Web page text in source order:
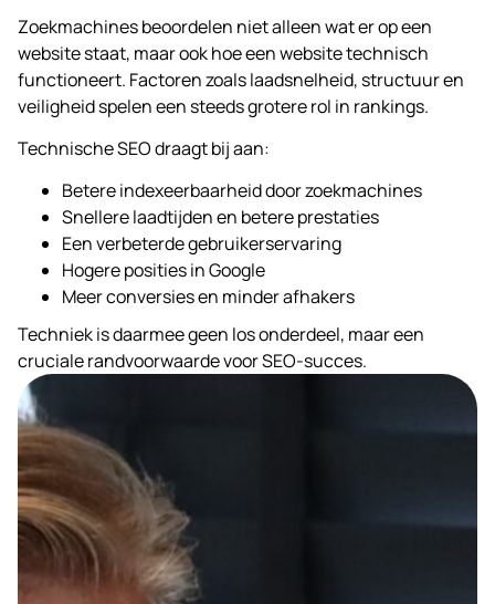
Zoekmachines beoordelen niet alleen wat er op een
website staat, maar ook hoe een website technisch
functioneert. Factoren zoals laadsnelheid, structuur en
veiligheid spelen een steeds grotere rol in rankings.
Technische SEO draagt bij aan:
Betere indexeerbaarheid door zoekmachines
Snellere laadtijden en betere prestaties
Een verbeterde gebruikerservaring
Hogere posities in Google
Meer conversies en minder afhakers
Techniek is daarmee geen los onderdeel, maar een
cruciale randvoorwaarde voor SEO-succes.